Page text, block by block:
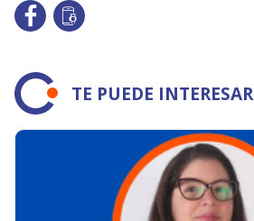
TE PUEDE INTERESAR